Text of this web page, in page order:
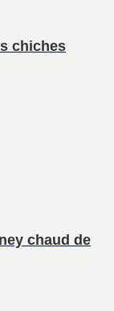
chiches
chaud de